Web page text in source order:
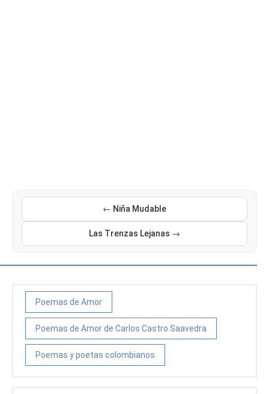
← Niña Mudable
Las Trenzas Lejanas →
Poemas de Amor
Poemas de Amor de Carlos Castro Saavedra
Poemas y poetas colombianos